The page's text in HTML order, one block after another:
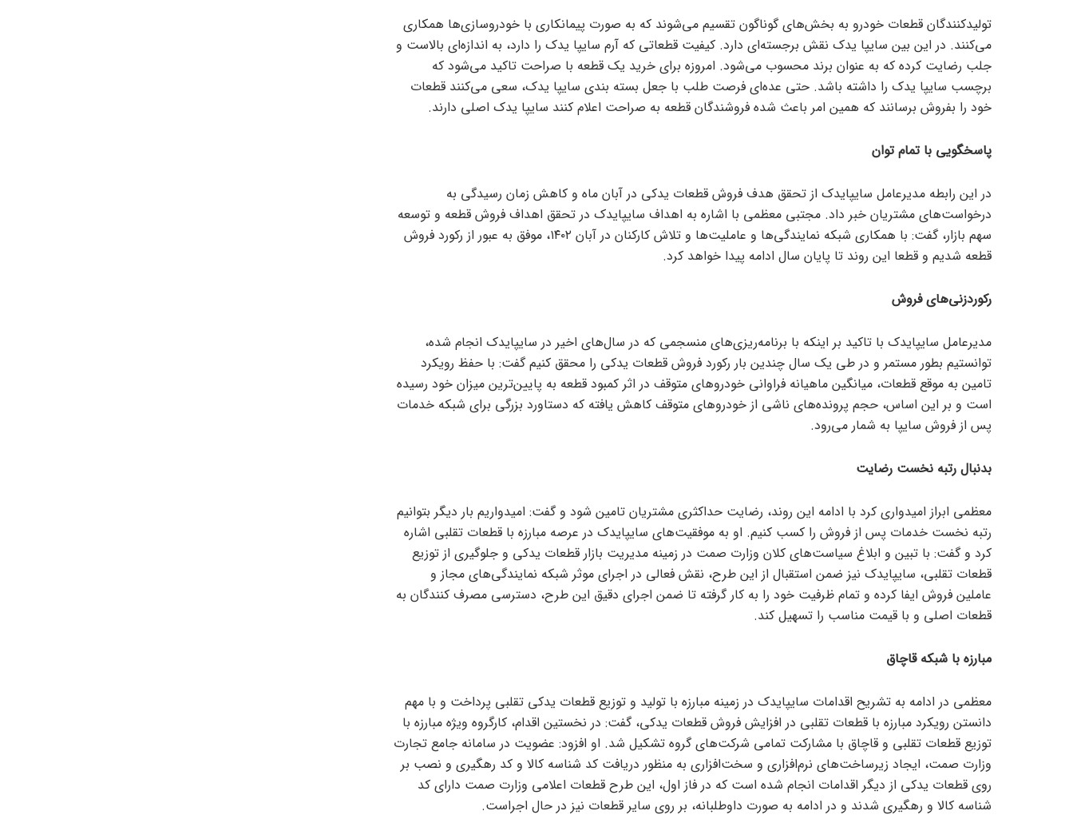
تولیدکنندگان قطعات خودرو به بخش‌های گوناگون تقسیم می‌شوند که به صورت پیمانکاری با خودروسازی‌ها همکاری
می‌کنند. در این بین سایپا یدک نقش برجسته‌ای دارد. کیفیت قطعاتی که آرم سایپا یدک را دارد، به اندازه‌ای بالاست و
جلب رضایت کرده که به عنوان برند محسوب می‌شود. امروزه برای خرید یک قطعه با صراحت تاکید می‌شود که
برچسب سایپا یدک را داشته باشد. حتی عده‌ای فرصت طلب با جعل بسته بندی سایپا یدک، سعی می‌کنند قطعات
خود را بفروش برسانند که همین امر باعث شده فروشندگان قطعه به صراحت اعلام کنند سایپا یدک اصلی دارند.
پاسخگویی با تمام توان
در این رابطه مدیرعامل سایپایدک از تحقق هدف فروش قطعات یدکی در آبان ماه و کاهش زمان رسیدگی به
درخواست‌های مشتریان خبر داد. مجتبی معظمی با اشاره به اهداف سایپایدک در تحقق اهداف فروش قطعه و توسعه
سهم بازار، گفت: با همکاری شبکه نمایندگی‌ها و عاملیت‌ها و تلاش کارکنان در آبان ۱۴۰۲، موفق به عبور از رکورد فروش
قطعه شدیم و قطعا این روند تا پایان سال ادامه پیدا خواهد کرد.
رکوردزنی‌های فروش
مدیرعامل سایپایدک با تاکید بر اینکه با برنامه‌ریزی‌های منسجمی که در سال‌های اخیر در سایپایدک انجام شده،
توانستیم بطور مستمر و در طی یک سال چندین بار رکورد فروش قطعات یدکی را محقق کنیم گفت: با حفظ رویکرد
تامین به موقع قطعات، میانگین ماهیانه فراوانی خودرو‌های متوقف در اثر کمبود قطعه به پایین‌ترین میزان خود رسیده
است و بر این اساس، حجم پرونده‌های ناشی از خودرو‌های متوقف کاهش یافته که دستاورد بزرگی برای شبکه خدمات
پس از فروش سایپا به شمار می‌رود.
بدنبال رتبه نخست رضایت
معظمی ابراز امیدواری کرد با ادامه این روند، رضایت حداکثری مشتریان تامین شود و گفت: امیدواریم بار دیگر بتوانیم
رتبه نخست خدمات پس از فروش را کسب کنیم. او به موفقیت‌های سایپایدک در عرصه مبارزه با قطعات تقلبی اشاره
کرد و گفت: با تبین و ابلاغ سیاست‌های کلان وزارت صمت در زمینه مدیریت بازار قطعات یدکی و جلوگیری از توزیع
قطعات تقلبی، سایپایدک نیز ضمن استقبال از این طرح، نقش فعالی در اجرای موثر شبکه نمایندگی‌های مجاز و
عاملین فروش ایفا کرده و تمام ظرفیت خود را به کار گرفته تا ضمن اجرای دقیق این طرح، دسترسی مصرف کنندگان به
قطعات اصلی و با قیمت مناسب را تسهیل کند.
مبارزه با شبکه قاچاق
معظمی در ادامه به تشریح اقدامات سایپایدک در زمینه مبارزه با تولید و توزیع قطعات یدکی تقلبی پرداخت و با مهم
دانستن رویکرد مبارزه با قطعات تقلبی در افزایش فروش قطعات یدکی، گفت: در نخستین اقدام، کارگروه ویژه مبارزه با
توزیع قطعات تقلبی و قاچاق با مشارکت تمامی شرکت‌های گروه تشکیل شد. او افزود: عضویت در سامانه جامع تجارت
وزارت صمت، ایجاد زیرساخت‌های نرم‌افزاری و سخت‌افزاری به منظور دریافت کد شناسه کالا و کد رهگیری و نصب بر
روی قطعات یدکی از دیگر اقدامات انجام شده است که در فاز اول، این طرح قطعات اعلامی وزارت صمت دارای کد
شناسه کالا و رهگیری شدند و در ادامه به صورت داوطلبانه، بر روی سایر قطعات نیز در حال اجراست.